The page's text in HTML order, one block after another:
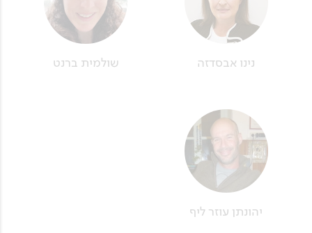
נינו אבסדזה שולמית ברנט
יהונתן עוזר ליף